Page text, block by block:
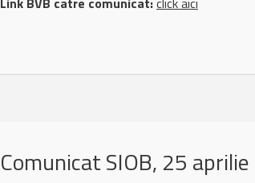
Comunicat SIOB, 25